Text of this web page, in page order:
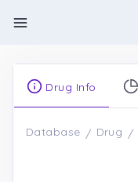
Drug Info
Database Drug